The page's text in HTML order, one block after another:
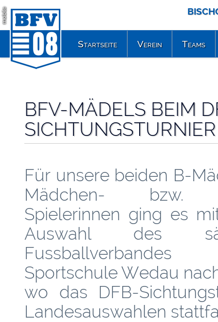
mobile
BFV-MÄDELS BEIM
SICHTUNGSTURNIER
Für unsere beiden B-
Mädchen- bzw.
Spielerinnen ging es
Auswahl des
Sportschule Wedau
wo das DFB-
Landesauswahlen
Startseite Verein Teams